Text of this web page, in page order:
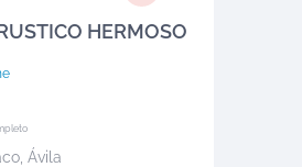
HERMOSO
, Ávila